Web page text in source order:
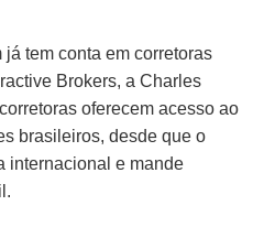
tem conta em corretoras
Brokers, a Charles
oferecem acesso ao
brasileiros, desde que o
internacional e mande